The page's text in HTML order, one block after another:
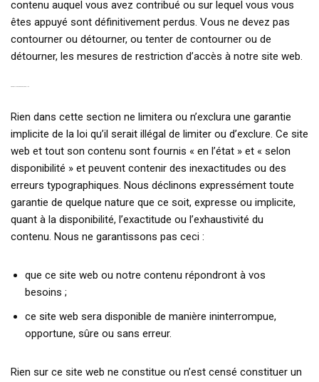
contenu auquel vous avez contribué ou sur lequel vous vous
êtes appuyé sont définitivement perdus. Vous ne devez pas
contourner ou détourner, ou tenter de contourner ou de
détourner, les mesures de restriction d’accès à notre site web.
Rien dans cette section ne limitera ou n’exclura une garantie
implicite de la loi qu’il serait illégal de limiter ou d’exclure. Ce site
web et tout son contenu sont fournis « en l’état » et « selon
disponibilité » et peuvent contenir des inexactitudes ou des
erreurs typographiques. Nous déclinons expressément toute
garantie de quelque nature que ce soit, expresse ou implicite,
quant à la disponibilité, l’exactitude ou l’exhaustivité du
contenu. Nous ne garantissons pas ceci :
que ce site web ou notre contenu répondront à vos
besoins ;
ce site web sera disponible de manière ininterrompue,
opportune, sûre ou sans erreur.
Rien sur ce site web ne constitue ou n’est censé constituer un